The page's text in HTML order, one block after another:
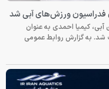
فدراسیون ورزش‌های آبی شد
کیمیا احمدی به عنوان
به گزارش روابط عمومی